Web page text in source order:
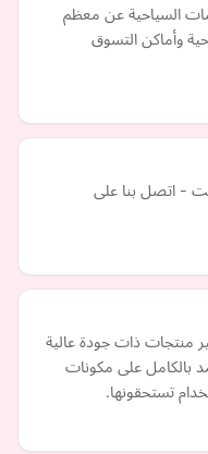
السياحية عن معظم
وأماكن التسوق
- اتصل بنا على
منتجات ذات جودة عالية
بالكامل على مكونات